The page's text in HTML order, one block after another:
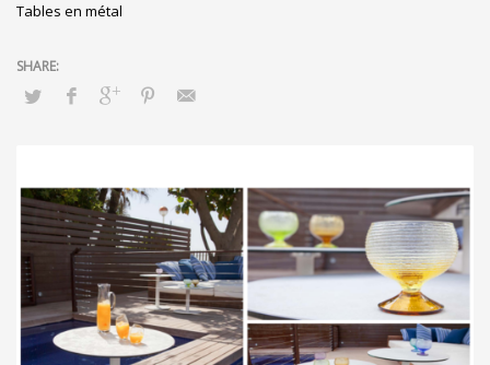
Tables en métal